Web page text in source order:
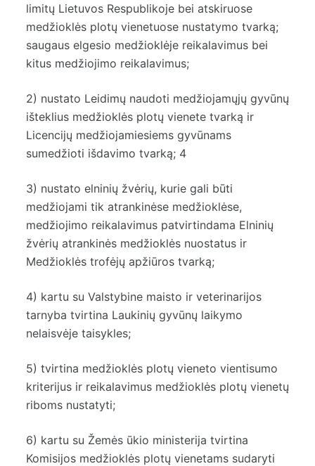
limitų Lietuvos Respublikoje bei atskiruose
medžioklės plotų vienetuose nustatymo tvarką;
saugaus elgesio medžioklėje reikalavimus bei
kitus medžiojimo reikalavimus;
2) nustato Leidimų naudoti medžiojamųjų gyvūnų
išteklius medžioklės plotų vienete tvarką ir
Licencijų medžiojamiesiems gyvūnams
sumedžioti išdavimo tvarką; 4
3) nustato elninių žvėrių, kurie gali būti
medžiojami tik atrankinėse medžioklėse,
medžiojimo reikalavimus patvirtindama Elninių
žvėrių atrankinės medžioklės nuostatus ir
Medžioklės trofėjų apžiūros tvarką;
4) kartu su Valstybine maisto ir veterinarijos
tarnyba tvirtina Laukinių gyvūnų laikymo
nelaisvėje taisykles;
5) tvirtina medžioklės plotų vieneto vientisumo
kriterijus ir reikalavimus medžioklės plotų vienetų
riboms nustatyti;
6) kartu su Žemės ūkio ministerija tvirtina
Komisijos medžioklės plotų vienetams sudaryti